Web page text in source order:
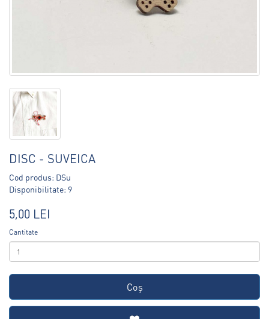
DISC - SUVEICA
Cod produs: DSu
Disponibilitate: 9
5,00 LEI
Cantitate
Coş